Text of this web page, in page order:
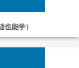
能学）